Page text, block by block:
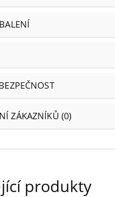
ZÁKAZNÍKŮ (0)
produkty